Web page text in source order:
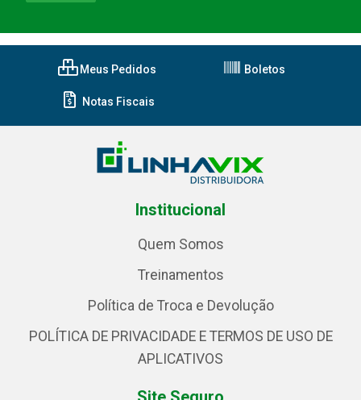
Meus Pedidos Boletos
Notas Fiscais
Institucional
Quem Somos
Treinamentos
Política de Troca e Devolução
POLÍTICA DE PRIVACIDADE E TERMOS DE USO DE
APLICATIVOS